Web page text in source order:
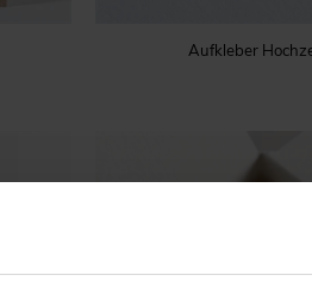
Aufkleber